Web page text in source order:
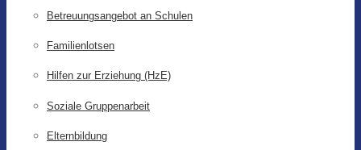
Betreuungsangebot an Schulen
Familienlotsen
Hilfen zur Erziehung (HzE)
Soziale Gruppenarbeit
Elternbildung